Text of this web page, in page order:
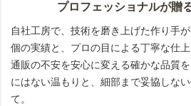
プロフェッショナルが贈
自社工房で、技術を磨き上げた作り手
個の実績と、プロの目による丁寧な仕
通販の不安を安心に変える確かな品質
にはない温もりと、細部まで妥協しな
て。